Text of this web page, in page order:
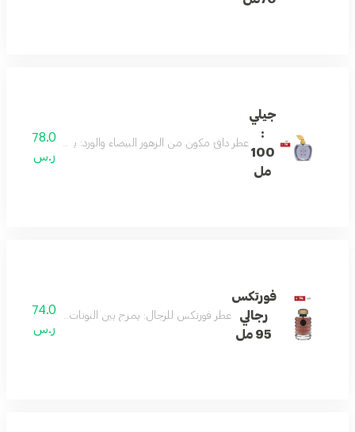
جيلي
:
100
مل
عطر دافئ مكون من الزهور البيضاء والورد: يعكس جوهر
78.0
ر.س
فورتكس
رجالي
95 مل
عطر فورتكس للرجال: يمزج بين النوتات الحمضية
74.0
ر.س